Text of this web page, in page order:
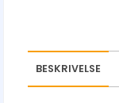
BESKRIVELSE